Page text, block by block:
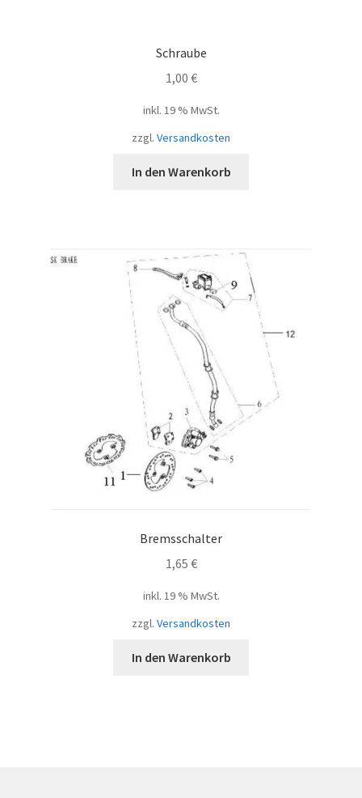
Schraube
1,00 €
inkl. 19 % MwSt.
zzgl. Versandkosten
In den Warenkorb
Bremsschalter
1,65 €
inkl. 19 % MwSt.
zzgl. Versandkosten
In den Warenkorb